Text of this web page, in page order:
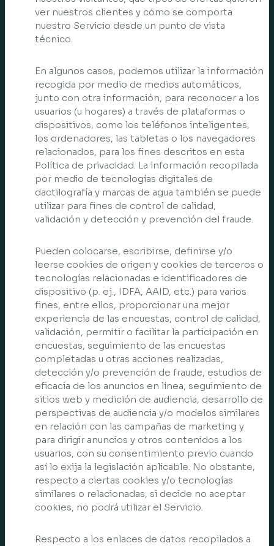
ver nuestros clientes y cómo se comporta
nuestro Servicio desde un punto de vista
técnico.
En algunos casos, podemos utilizar la información
recogida por medio de medios automáticos,
junto con otra información, para reconocer a los
usuarios (u hogares) a través de plataformas o
dispositivos, como los teléfonos inteligentes,
los ordenadores, las tabletas o los navegadores
relacionados, para los fines descritos en esta
Política de privacidad. La información recopilada
por medio de tecnologías digitales de
dactilografía y marcas de agua también se puede
utilizar para fines de control de calidad,
validación y detección y prevención del fraude.
Pueden colocarse, escribirse, definirse y/o
leerse cookies de origen y cookies de terceros o
tecnologías relacionadas e identificadores de
dispositivo (p. ej., IDFA, AAID, etc.) para varios
fines, entre ellos, proporcionar una mejor
experiencia de las encuestas, control de calidad,
validación, permitir o facilitar la participación en
encuestas, seguimiento de las encuestas
completadas u otras acciones realizadas,
detección y/o prevención de fraude, estudios de
eficacia de los anuncios en línea, seguimiento de
sitios web y medición de audiencia, desarrollo de
perspectivas de audiencia y/o modelos similares
en relación con las campañas de marketing y
para dirigir anuncios y otros contenidos a los
usuarios, con su consentimiento previo cuando
así lo exija la legislación aplicable. No obstante,
respecto a ciertas cookies y/o tecnologías
similares o relacionadas, si decide no aceptar
cookies, no podrá utilizar el Servicio.
Respecto a los enlaces de datos recopilados a